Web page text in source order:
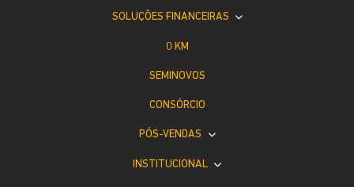
SOLUÇÕES FINANCEIRAS
0 KM
SEMINOVOS
CONSÓRCIO
PÓS-VENDAS
INSTITUCIONAL